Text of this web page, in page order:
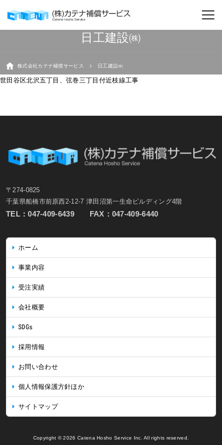
日工建設㈱
株式会社カテナ補償サービス 日工建設㈱
世田谷区北沢五丁目、弦巻三丁目付近枝線工事
〒274-0825
千葉県船橋市前原西2-12-7 津田沼第一生命ビルディング4階
TEL：047-409-6439 FAX：047-409-6440
ホーム
事業内容
受注実績
会社概要
SDGs
採用情報
お問い合わせ
個人情報保護方針ほか
サイトマップ
Copyright © 2026 Catena Hosho Service Inc. All rights reserved.